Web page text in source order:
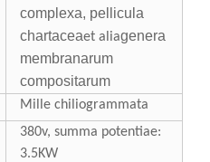
complexa, pellicula
chartaceaet aliagenera
membranarum
compositarum
Mille chiliogrammata
380v, summa potentiae:
3.5KW